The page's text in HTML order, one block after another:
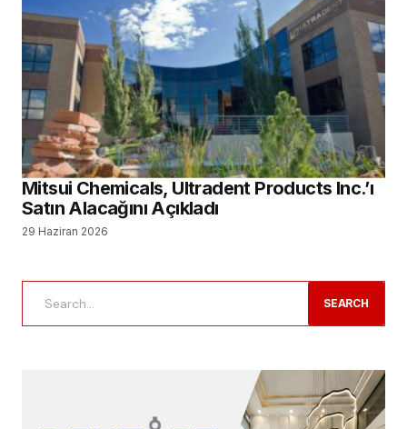
Mitsui Chemicals, Ultradent Products Inc.’ı
Satın Alacağını Açıkladı
29 Haziran 2026
SEARCH